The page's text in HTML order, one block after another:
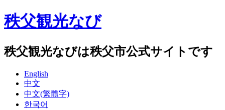
秩父観光なび
秩父観光なびは秩父市公式サイトです
English
中文
中文(繁體字)
한국어